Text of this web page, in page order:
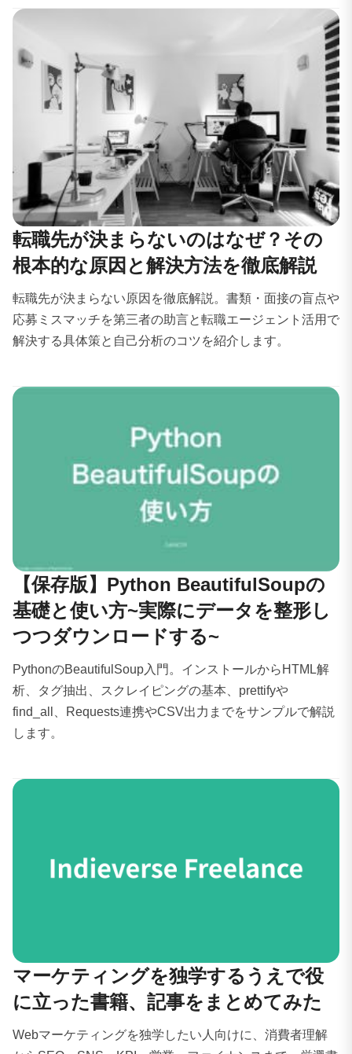
転職先が決まらないのはなぜ？その
根本的な原因と解決方法を徹底解説
転職先が決まらない原因を徹底解説。書類・面接の盲点や
応募ミスマッチを第三者の助言と転職エージェント活用で
解決する具体策と自己分析のコツを紹介します。
【保存版】Python BeautifulSoupの
基礎と使い方~実際にデータを整形し
つつダウンロードする~
PythonのBeautifulSoup入門。インストールからHTML解
析、タグ抽出、スクレイピングの基本、prettifyや
find_all、Requests連携やCSV出力までをサンプルで解説
します。
マーケティングを独学するうえで役
に立った書籍、記事をまとめてみた
Webマーケティングを独学したい人向けに、消費者理解